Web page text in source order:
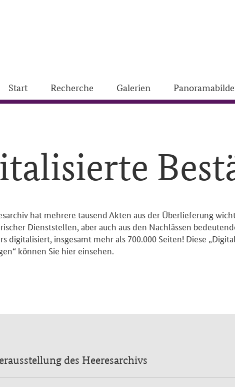
Start Recherche Galerien
hat mehrere tausend Akten aus der Überlieferung
Dienststellen, aber auch aus den Nachlässen
digitalisiert, insgesamt mehr als 700.000 Seiten! Diese
können Sie hier einsehen.
des Heeresarchivs